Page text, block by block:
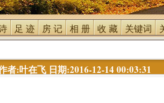
足 迹 房 记 相 册 收 藏 关键词
者:叶在飞 日期:2016-12-14 00:03:31